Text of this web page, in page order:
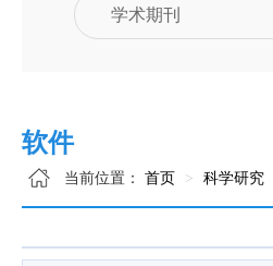
学术期刊
软件
当前位置： 首页 科学研究